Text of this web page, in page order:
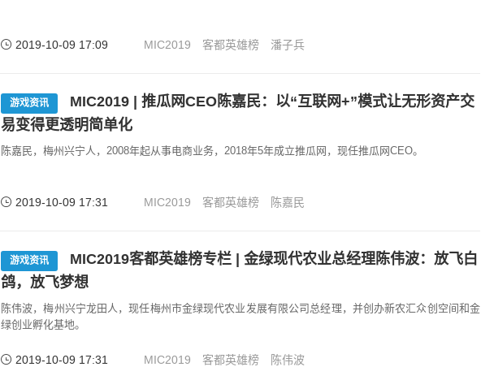
2019-10-09 17:09 MIC2019 客都英雄榜 潘子兵
游戏资讯
MIC2019 | 推瓜网CEO陈嘉民：以“互联网+”模式让无形资产交
易变得更透明简单化
陈嘉民，梅州兴宁人，2008年起从事电商业务，2018年5年成立推瓜网，现任推瓜网CEO。
2019-10-09 17:31 MIC2019 客都英雄榜 陈嘉民
游戏资讯
MIC2019客都英雄榜专栏 | 金绿现代农业总经理陈伟波：放飞白
鸽，放飞梦想
陈伟波，梅州兴宁龙田人，现任梅州市金绿现代农业发展有限公司总经理，并创办新农汇众创空间和金
绿创业孵化基地。
2019-10-09 17:31 MIC2019 客都英雄榜 陈伟波